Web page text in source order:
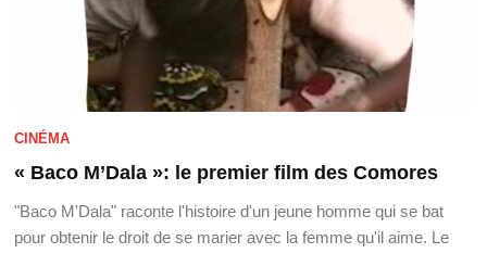
CINÉMA
« Baco M’Dala »: le premier film des Comores
"Baco M'Dala" raconte l'histoire d'un jeune homme qui se bat
pour obtenir le droit de se marier avec la femme qu'il aime. Le